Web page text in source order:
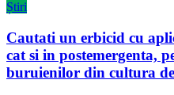
Știri
Cautati un erbicid cu
cat si in postemergenta,
buruienilor din cultura